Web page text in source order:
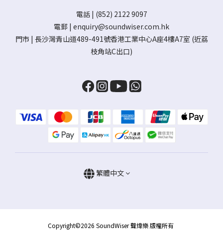
電話 | (852) 2122 9097
電郵 | enquiry@soundwiser.com.hk
門市 | 長沙灣青山道489-491號香港工業中心A座4樓A7室 (近荔
枝角站C出口)
繁體中文
Copyright©2026 SoundWiser 聲煒樂 版權所有